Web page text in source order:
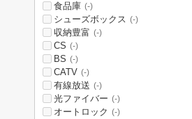
食品庫 (-)
シューズボックス (-)
収納豊富 (-)
CS (-)
BS (-)
CATV (-)
有線放送 (-)
光ファイバー (-)
オートロック (-)